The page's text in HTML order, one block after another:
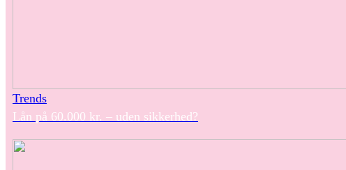
Trends
Lån på 60.000 kr. – uden sikkerhed?